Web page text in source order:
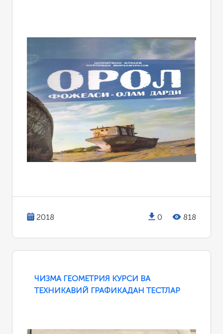
2018 0 818
ЧИЗМА ГЕОМЕТРИЯ КУРСИ ВА
ТЕХНИКАВИЙ ГРАФИКАДАН ТЕСТЛАР